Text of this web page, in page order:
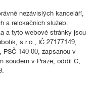
nezávislých kanceláří,
a relokačních služeb.
a tyto webové stránky jsou
s.r.o., IČ 27177149,
PSČ 140 00, zapsanou v
soudem v Praze, oddíl C,